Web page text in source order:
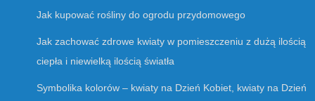
Jak kupować rośliny do ogrodu przydomowego
Jak zachować zdrowe kwiaty w pomieszczeniu z dużą ilością
ciepła i niewielką ilością światła
Symbolika kolorów – kwiaty na Dzień Kobiet, kwiaty na Dzień